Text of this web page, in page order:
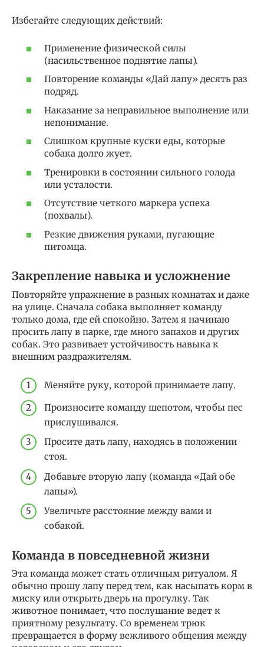
Избегайте следующих действий:
Применение физической силы
(насильственное поднятие лапы).
Повторение команды «Дай лапу» десять раз
подряд.
Наказание за неправильное выполнение или
непонимание.
Слишком крупные куски еды, которые
собака долго жует.
Тренировки в состоянии сильного голода
или усталости.
Отсутствие четкого маркера успеха
(похвалы).
Резкие движения руками, пугающие
питомца.
Закрепление навыка и усложнение
Повторяйте упражнение в разных комнатах и даже
на улице. Сначала собака выполняет команду
только дома, где ей спокойно. Затем я начинаю
просить лапу в парке, где много запахов и других
собак. Это развивает устойчивость навыка к
внешним раздражителям.
Меняйте руку, которой принимаете лапу.
Произносите команду шепотом, чтобы пес
прислушивался.
Просите дать лапу, находясь в положении
стоя.
Добавьте вторую лапу (команда «Дай обе
лапы»).
Увеличьте расстояние между вами и
собакой.
Команда в повседневной жизни
Эта команда может стать отличным ритуалом. Я
обычно прошу лапу перед тем, как насыпать корм в
миску или открыть дверь на прогулку. Так
животное понимает, что послушание ведет к
приятному результату. Со временем трюк
превращается в форму вежливого общения между